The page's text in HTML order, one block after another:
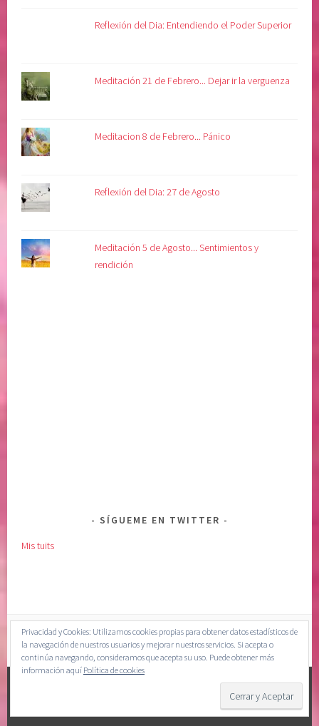
Reflexión del Dia: Entendiendo el Poder Superior
Meditación 21 de Febrero... Dejar ir la verguenza
Meditacion 8 de Febrero... Pánico
Reflexión del Dia: 27 de Agosto
Meditación 5 de Agosto... Sentimientos y
rendición
SÍGUEME EN TWITTER
Mis tuits
Privacidad y Cookies: Utilizamos cookies propias para obtener datos estadísticos de
la navegación de nuestros usuarios y mejorar nuestros servicios. Si acepta o
continúa navegando, consideramos que acepta su uso. Puede obtener más
información aquí Política de cookies